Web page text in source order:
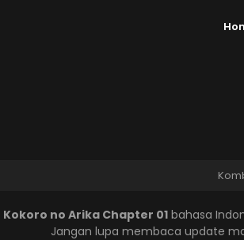
Kokoro no Arika Chapter 01bahasa
Jangan lupa membaca update